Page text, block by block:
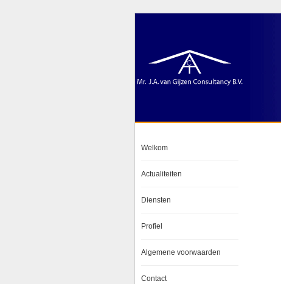
Welkom
Actualiteiten
Diensten
Profiel
Algemene voorwaarden
Contact